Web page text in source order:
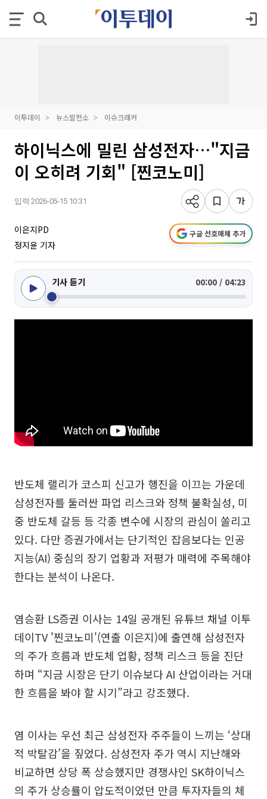
이투데이 뉴스발전소 이슈크래커
하이닉스에 밀린 삼성전자…"지금
이 오히려 기회" [찐코노미]
입력 2026-05-15 10:31
이은지PD
정지윤 기자
구글 선호매체 추가
기사 듣기 00:00 / 04:23
반도체 랠리가 코스피 신고가 행진을 이끄는 가운데
삼성전자를 둘러싼 파업 리스크와 정책 불확실성, 미
중 반도체 갈등 등 각종 변수에 시장의 관심이 쏠리고
있다. 다만 증권가에서는 단기적인 잡음보다는 인공
지능(AI) 중심의 장기 업황과 저평가 매력에 주목해야
한다는 분석이 나온다.
염승환 LS증권 이사는 14일 공개된 유튜브 채널 이투
데이TV '찐코노미'(연출 이은지)에 출연해 삼성전자
의 주가 흐름과 반도체 업황, 정책 리스크 등을 진단
하며 “지금 시장은 단기 이슈보다 AI 산업이라는 거대
한 흐름을 봐야 할 시기”라고 강조했다.
염 이사는 우선 최근 삼성전자 주주들이 느끼는 ‘상대
적 박탈감’을 짚었다. 삼성전자 주가 역시 지난해와
비교하면 상당 폭 상승했지만 경쟁사인 SK하이닉스
의 주가 상승률이 압도적이었던 만큼 투자자들의 체